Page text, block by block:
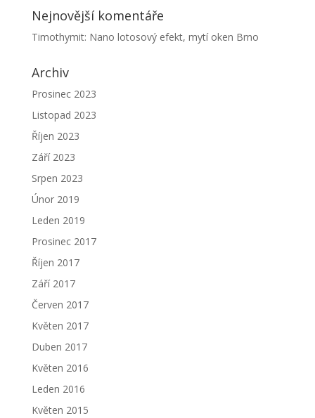
Nejnovější komentáře
Timothymit: Nano lotosový efekt, mytí oken Brno
Archiv
Prosinec 2023
Listopad 2023
Říjen 2023
Září 2023
Srpen 2023
Únor 2019
Leden 2019
Prosinec 2017
Říjen 2017
Září 2017
Červen 2017
Květen 2017
Duben 2017
Květen 2016
Leden 2016
Květen 2015